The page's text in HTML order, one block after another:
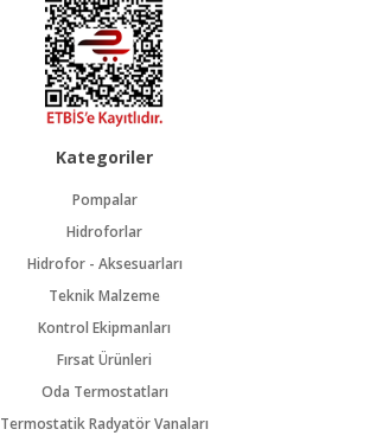
Kategoriler
Pompalar
Hidroforlar
Hidrofor - Aksesuarları
Teknik Malzeme
Kontrol Ekipmanları
Fırsat Ürünleri
Oda Termostatları
Termostatik Radyatör Vanaları